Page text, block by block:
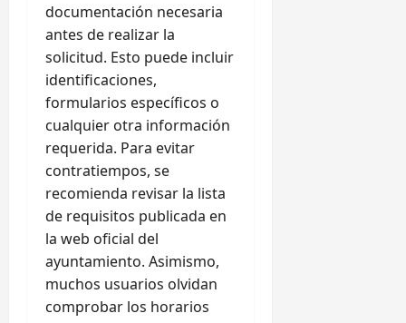
documentación necesaria
antes de realizar la
solicitud. Esto puede incluir
identificaciones,
formularios específicos o
cualquier otra información
requerida. Para evitar
contratiempos, se
recomienda revisar la lista
de requisitos publicada en
la web oficial del
ayuntamiento. Asimismo,
muchos usuarios olvidan
comprobar los horarios